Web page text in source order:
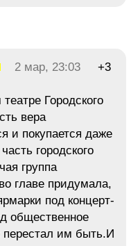
2 мар, 23:03 +3
Городского
вера
и покупается даже
городского
группа
главе придумала,
под концерт-
общественное
перестал им быть.И